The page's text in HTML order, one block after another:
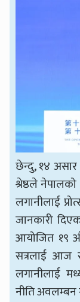
छेन्दु, १४ असार
श्रेष्ठले
लगानीलाई
जानकारी
आयोजित १९ औँ
सत्रलाई आज
लगानीलाई
नीति अवलम्बन